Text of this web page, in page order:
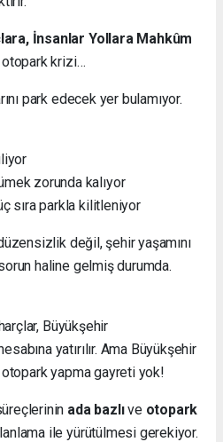
İnsanlar Yollara Mahkûm
krizi…
park edecek yer bulamıyor.
zorunda kalıyor
sıra parkla kilitleniyor
değil, şehir yaşamını
haline gelmiş durumda.
Büyükşehir
yatırılır. Ama Büyükşehir
yapma gayreti yok!
ada bazlıve otopark
ile yürütülmesi gerekiyor.